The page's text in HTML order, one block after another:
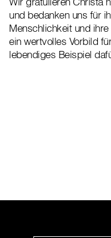
und bedanken uns für
Menschlichkeit und
ein wertvolles Vorbild
lebendiges Beispiel